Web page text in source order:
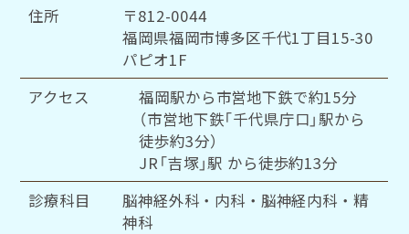
住所
〒812-0044
福岡県福岡市博多区千代1丁目15-30
パピオ1F
アクセス
福岡駅から市営地下鉄で約15分
（市営地下鉄「千代県庁口」駅から
徒歩約3分）
JR「吉塚」駅 から徒歩約13分
診療科目
脳神経外科・内科・脳神経内科・精
神科